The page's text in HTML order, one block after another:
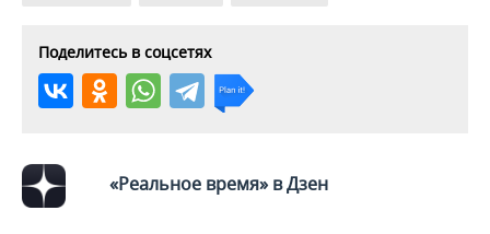
ВОЛЕЙБОЛ
КИБЕРСПОРТ
ВОДНЫЕ ВИДЫ СПОРТА
ИСТОРИЯ
КУЛЬТУРА
ОБРАЗОВАНИЕ
СПИСОК ПЕРСОН
СПИСОК КОМПАНИЙ
ПОЛНАЯ ВЕРСИЯ
Поделитесь в соцсетях
«Реальное время» в Дзен